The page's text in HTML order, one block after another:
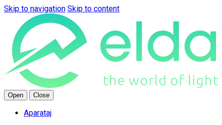
Skip to navigation Skip to content
Open Close
Aparataj